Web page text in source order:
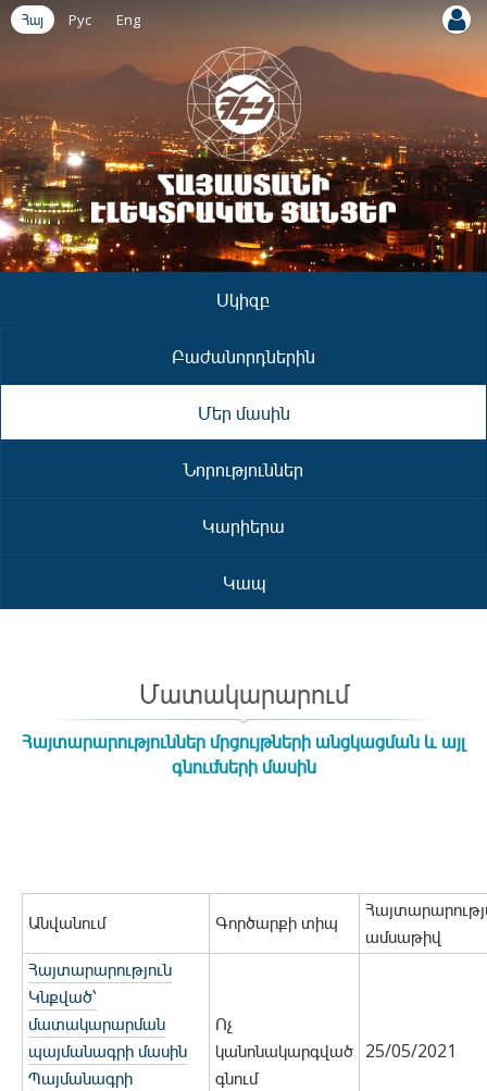
Հայ Рус Eng
Սկիզբ
Բաժանորդներին
Մեր մասին
Նորություններ
Կարիերա
Կապ
Մատակարարում
Հայտարարություններ մրցույթների անցկացման և այլ
գնումների մասին
Անվանում Գործարքի տիպ
ամսաթիվ
Հայտարարություն
Կնքված՝
մատակարարման
պայմանագրի մասին
Պայմանագրի
Ոչ
կանոնակարգված
գնում
25/05/2021